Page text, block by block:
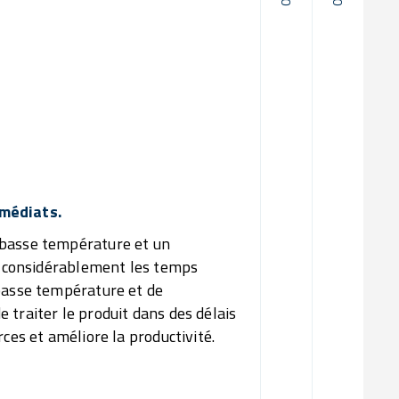
température et un
les temps
température et de
traiter le produit dans des délais
et améliore la productivité.